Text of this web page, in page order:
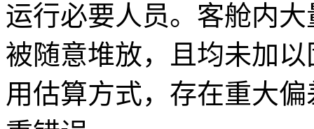
运行必要人员。客舱内
被随意堆放，且均未加
用估算方式，存在重大